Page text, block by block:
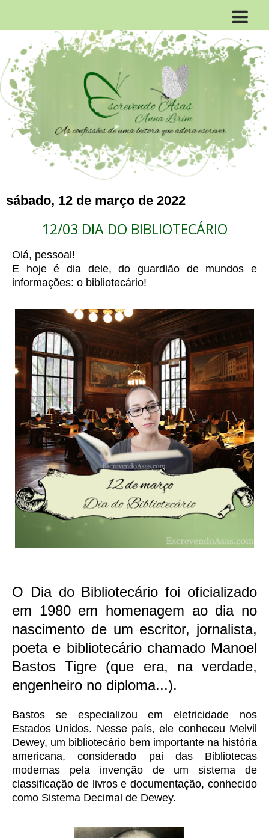
sábado, 12 de março de 2022
12/03 DIA DO BIBLIOTECÁRIO
Olá, pessoal!
E hoje é dia dele, do guardião de mundos e
informações: o bibliotecário!
O Dia do Bibliotecário foi oficializado
em 1980 em homenagem ao dia no
nascimento de um escritor, jornalista,
poeta e bibliotecário chamado Manoel
Bastos Tigre (que era, na verdade,
engenheiro no diploma...).
Bastos se especializou em eletricidade nos
Estados Unidos. Nesse país, ele conheceu Melvil
Dewey, um bibliotecário bem importante na história
americana, considerado pai das Bibliotecas
modernas pela invenção de um sistema de
classificação de livros e documentação, conhecido
como Sistema Decimal de Dewey.